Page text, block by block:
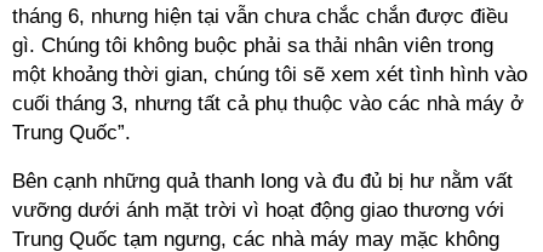
tháng 6, nhưng hiện tại vẫn chưa chắc chắn được điều
gì. Chúng tôi không buộc phải sa thải nhân viên trong
một khoảng thời gian, chúng tôi sẽ xem xét tình hình vào
cuối tháng 3, nhưng tất cả phụ thuộc vào các nhà máy ở
Trung Quốc”.
Bên cạnh những quả thanh long và đu đủ bị hư nằm vất
vưỡng dưới ánh mặt trời vì hoạt động giao thương với
Trung Quốc tạm ngưng, các nhà máy may mặc không